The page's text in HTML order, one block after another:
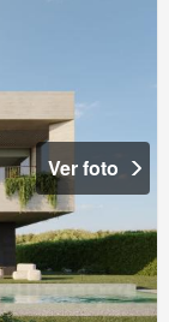
Ver foto